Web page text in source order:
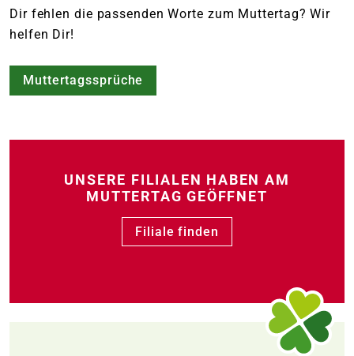
Dir fehlen die passenden Worte zum Muttertag? Wir
helfen Dir!
Muttertagssprüche
UNSERE FILIALEN HABEN AM
MUTTERTAG GEÖFFNET
Filiale finden